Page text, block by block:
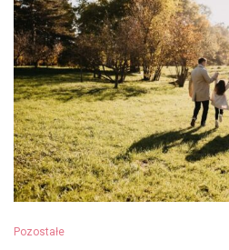
Pozostałe